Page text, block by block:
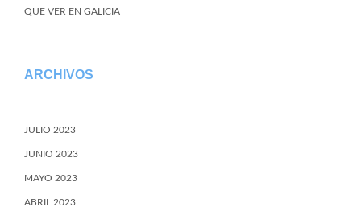
QUE VER EN GALICIA
ARCHIVOS
JULIO 2023
JUNIO 2023
MAYO 2023
ABRIL 2023